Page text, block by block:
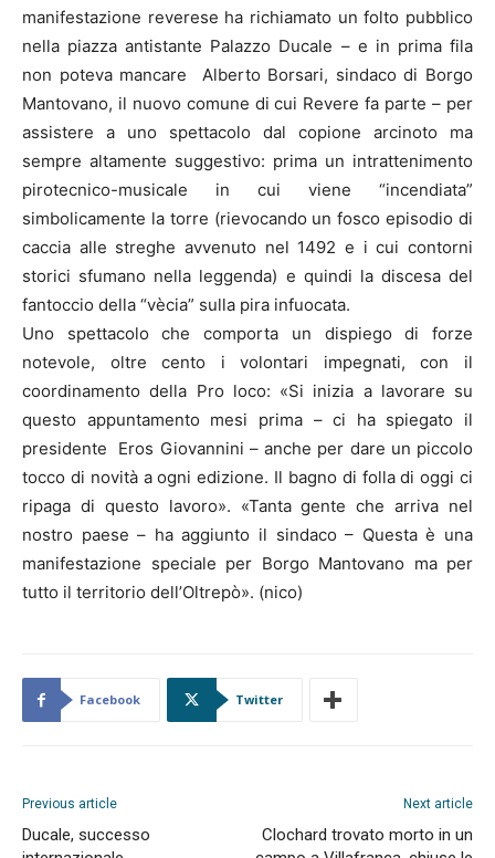
manifestazione reverese ha richiamato un folto pubblico
nella piazza antistante Palazzo Ducale – e in prima fila
non poteva mancare Alberto Borsari, sindaco di Borgo
Mantovano, il nuovo comune di cui Revere fa parte – per
assistere a uno spettacolo dal copione arcinoto ma
sempre altamente suggestivo: prima un intrattenimento
pirotecnico-musicale in cui viene “incendiata”
simbolicamente la torre (rievocando un fosco episodio di
caccia alle streghe avvenuto nel 1492 e i cui contorni
storici sfumano nella leggenda) e quindi la discesa del
fantoccio della “vècia” sulla pira infuocata.
Uno spettacolo che comporta un dispiego di forze
notevole, oltre cento i volontari impegnati, con il
coordinamento della Pro loco: «Si inizia a lavorare su
questo appuntamento mesi prima – ci ha spiegato il
presidente Eros Giovannini – anche per dare un piccolo
tocco di novità a ogni edizione. Il bagno di folla di oggi ci
ripaga di questo lavoro». «Tanta gente che arriva nel
nostro paese – ha aggiunto il sindaco – Questa è una
manifestazione speciale per Borgo Mantovano ma per
tutto il territorio dell’Oltrepò». (nico)
Facebook Twitter
Previous article
Ducale, successo
Next article
Clochard trovato morto in un